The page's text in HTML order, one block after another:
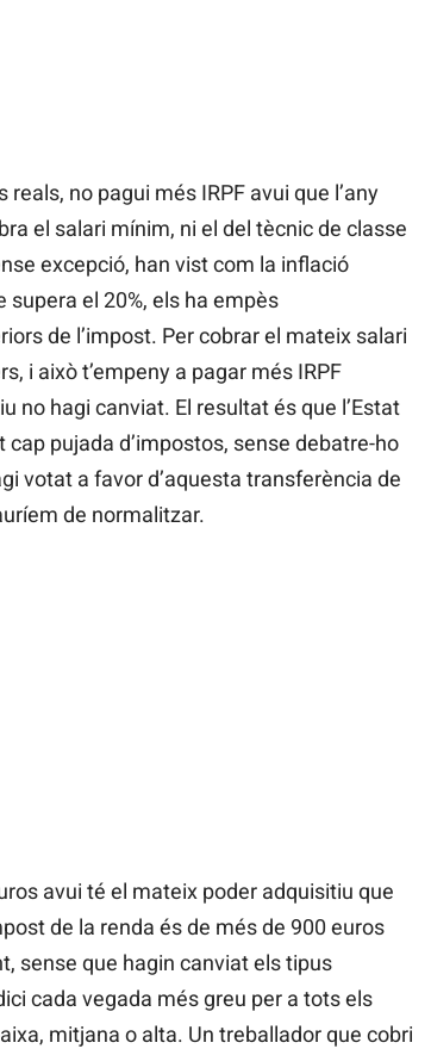
no pagui més IRPF avui que l’any
el salari mínim, ni el del tècnic de classe
excepció, han vist com la inflació
el 20%, els ha empès
de l’impost. Per cobrar el mateix salari
i això t’empeny a pagar més IRPF
no hagi canviat. El resultat és que l’Estat
pujada d’impostos, sense debatre-ho
votat a favor d’aquesta transferència de
de normalitzar.
avui té el mateix poder adquisitiu que
de la renda és de més de 900 euros
sense que hagin canviat els tipus
cada vegada més greu per a tots els
mitjana o alta. Un treballador que cobri